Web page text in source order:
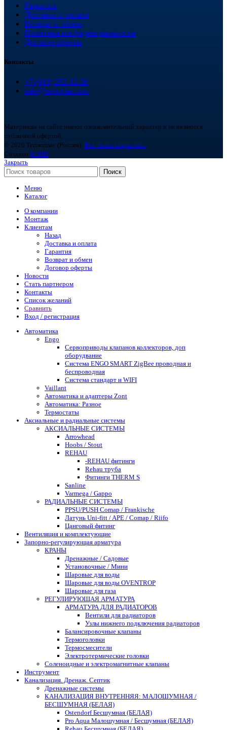
Гарантия
Доставка и оплата
Возврат и обмен
Политика конфиденциальности
Договор оферты
Контакты
+7 (918) 252-12-26
info@teploplas.com
Материалы на сайте имеют ознакомительный характер и не являются
публичной офертой.
© 2026 Теплоплас (Россия). Все права защищены.
Создано BOND
Закрыть
Поиск
Меню
Каталог
О компании
Монтаж
Клиентам
Назад
Доставка и оплата
Гарантия
Возврат и обмен
Договор оферты
Новости
Стать партнером
Контакты
Список желаний
Сравнить
Вход / регистрация
Автоматика
Engo
Сервоприводы клапанов коллекторов, доп
оборудвание
Система ENGO SMART ZigBee проводная и
беспроводная
Система стандарт и WIFI
Vaillant
Автоматика и адаптеры Zont
Автоматика: Разное
Термостаты
Аксиальные и радиальные системы
АКСИАЛЬНЫЕ СИСТЕМЫ
Arrowhead
Hoobs / Stout
REHAU
-REHAU фитинги
Rehau труба
Фитинги THERM S
Sanline
Varmega / Gappo
РАДИАЛЬНЫЕ СИСТЕМЫ
PPSU/PUSH Comap / Frankische
Латунь Uni-fitt / APE / Comap / Riifo
Цанговый фитинг
Вентиляция и комплектующие
Запорно-регулирующая арматура
КРАНЫ
Дренажные / Садовые
Установочные / Мини
Шаровые для воды
Шаровые для воды OVENTROP
Шаровые для газа
РЕГУЛИРУЮЩАЯ АРМАТУРА
АРМАТУРА ДЛЯ РАДИАТОРОВ
Вентили для радиаторов
Узлы нижнего подключения радиаторов
Балансировочные клапаны
Термоголовки
Термосмесители
Электротермические головки
Соленоидные и электромагнитные клапаны
Инструмент
Канализация. Дренаж. Септик
Дренажные системы
КАНАЛИЗАЦИЯ ВНУТРЕННЯЯ: МАЛОШУМНАЯ /
БЕСШУМНАЯ (БЕЛАЯ)
Ostendorf Бесшумная (БЕЛАЯ)
Pro Aqua Малошумная / Бесшумная (БЕЛАЯ)